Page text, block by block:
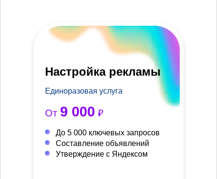
Настройка рекламы
Единоразовая услуга
От 9 000 ₽
До 5 000 ключевых запросов
Составление объявлений
Утверждение с Яндексом